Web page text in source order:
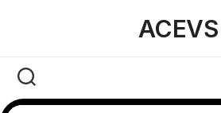
ACEVS